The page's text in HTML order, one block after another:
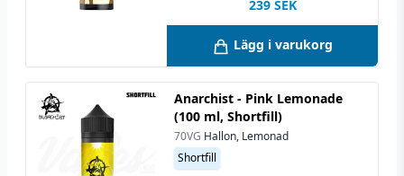
239 SEK
Lägg i varukorg
Anarchist - Pink Lemonade
(100 ml, Shortfill)
70VG Hallon, Lemonad
Shortfill